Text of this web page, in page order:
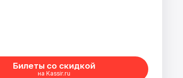
Билеты со скидкой
на Kassir.ru